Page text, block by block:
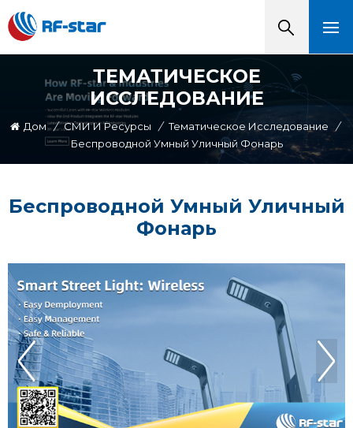
ТЕМАТИЧЕСКОЕ
ИССЛЕДОВАНИЕ
Дом / СМИ И Ресурсы / Тематическое Исследование
/
Беспроводной Умный Уличный Фонарь
Беспроводной Умный Уличный
Фонарь